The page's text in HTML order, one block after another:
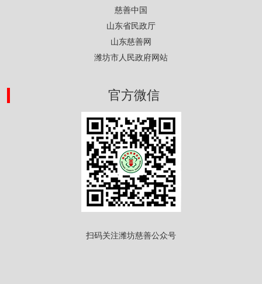
慈善中国
山东省民政厅
山东慈善网
潍坊市人民政府网站
官方微信
扫码关注潍坊慈善公众号